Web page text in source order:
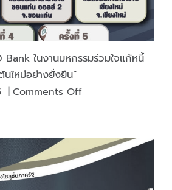
ในงานมหกรรมร่วมใจแก้หนี้
นใหม่อย่างยั่งยืน”
| Comments Offon
NPA
SME
D